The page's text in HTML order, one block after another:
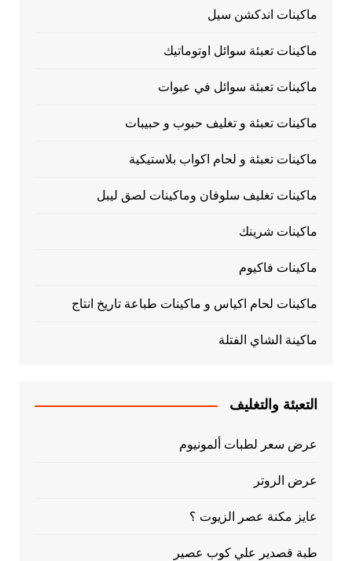
ماكينات اندكشن سيل
ماكينات تعبئة سوائل اوتوماتيك
ماكينات تعبئة سوائل في عبوات
ماكينات تعبئة و تغليف حبوب و حبيبات
ماكينات تعبئة و لحام اكواب بلاستيكية
ماكينات تغليف سلوفان وماكينات لصق ليبل
ماكينات شرينك
ماكينات فاكيوم
ماكينات لحام اكياس و ماكينات طباعة تاريخ انتاج
ماكينة الشاي الفتلة
التعبئة والتغليف
عرض سعر لطبات ألمونيوم
عرض الروتر
عايز مكنة عصر الزيوت ؟
طبة قصدير علي كوب عصير